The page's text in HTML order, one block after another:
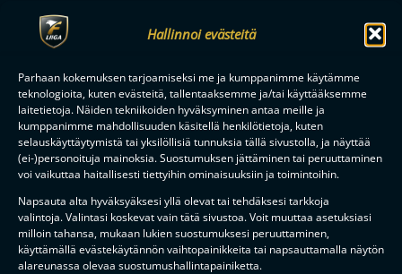
Hallinnoi evästeitä
Parhaan kokemuksen tarjoamiseksi me ja kumppanimme käytämme
teknologioita, kuten evästeitä, tallentaaksemme ja/tai käyttääksemme
laitetietoja. Näiden tekniikoiden hyväksyminen antaa meille ja
kumppanimme mahdollisuuden käsitellä henkilötietoja, kuten
selauskäyttäytymistä tai yksilöllisiä tunnuksia tällä sivustolla, ja näyttää
(ei-)personoituja mainoksia. Suostumuksen jättäminen tai peruuttaminen
voi vaikuttaa haitallisesti tiettyihin ominaisuuksiin ja toimintoihin.
Napsauta alta hyväksyäksesi yllä olevat tai tehdäksesi tarkkoja
valintoja. Valintasi koskevat vain tätä sivustoa. Voit muuttaa asetuksiasi
milloin tahansa, mukaan lukien suostumuksesi peruuttaminen,
käyttämällä evästekäytännön vaihtopainikkeita tai napsauttamalla näytön
alareunassa olevaa suostumushallintapainiketta.
TILAA
F-LIIGANKUMPPANIT